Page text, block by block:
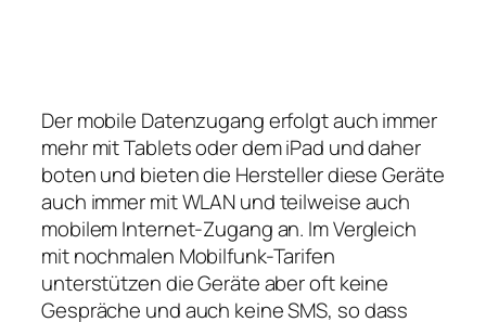
Der mobile Datenzugang erfolgt auch immer
mehr mit Tablets oder dem iPad und daher
boten und bieten die Hersteller diese Geräte
auch immer mit WLAN und teilweise auch
mobilem Internet-Zugang an. Im Vergleich
mit nochmalen Mobilfunk-Tarifen
unterstützen die Geräte aber oft keine
Gespräche und auch keine SMS, so dass